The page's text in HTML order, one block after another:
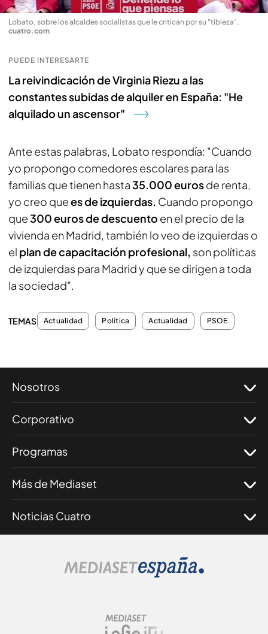
Lobato, sobre los alcaldes socialistas que le critican por su "tibieza".
cuatro.com
PUEDE INTERESARTE
La reivindicación de Virginia Riezu a las
constantes subidas de alquiler en España: "He
alquilado un ascensor"
Ante estas palabras, Lobato respondía: "Cuando
yo propongo comedores escolares para las
familias que tienen hasta35.000 eurosde renta,
yo creo quees de izquierdas. Cuando propongo
que300 euros de descuento en el precio de la
vivienda en Madrid, también lo veo de izquierdas o
el plan de capacitación profesional, son políticas
de izquierdas para Madrid y que se dirigen a toda
la sociedad".
TEMAS Actualidad Política Actualidad PSOE
Nosotros
Corporativo
Programas
Más de Mediaset
Noticias Cuatro